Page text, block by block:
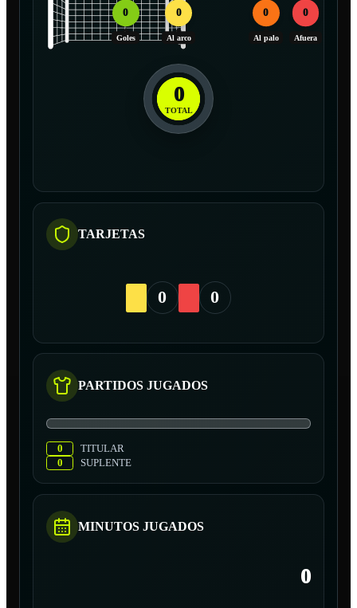
0
Goles
0
Al arco
0
Al palo
0
Afuera
0
TOTAL
TARJETAS
0 0
PARTIDOS JUGADOS
0
TITULAR
0
SUPLENTE
MINUTOS JUGADOS
0